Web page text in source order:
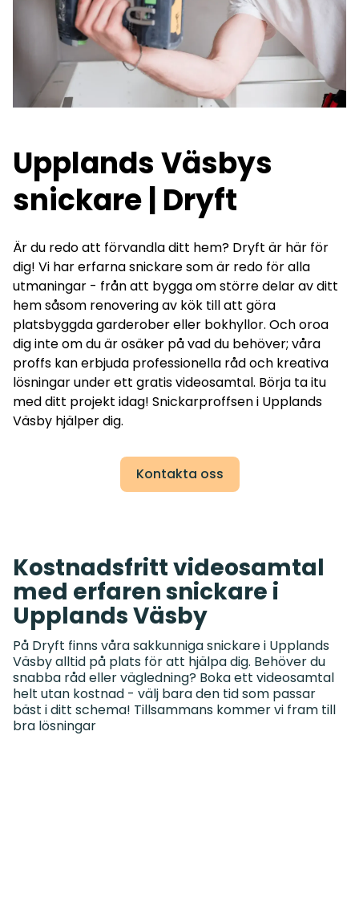
Upplands Väsbys
snickare | Dryft
Är du redo att förvandla ditt hem? Dryft är här för
dig! Vi har erfarna snickare som är redo för alla
utmaningar - från att bygga om större delar av ditt
hem såsom renovering av kök till att göra
platsbyggda garderober eller bokhyllor. Och oroa
dig inte om du är osäker på vad du behöver; våra
proffs kan erbjuda professionella råd och kreativa
lösningar under ett gratis videosamtal. Börja ta itu
med ditt projekt idag! Snickarproffsen i Upplands
Väsby hjälper dig.
Kontakta oss
Kostnadsfritt videosamtal
med erfaren snickare i
Upplands Väsby
På Dryft finns våra sakkunniga snickare i Upplands
Väsby alltid på plats för att hjälpa dig. Behöver du
snabba råd eller vägledning? Boka ett videosamtal
helt utan kostnad - välj bara den tid som passar
bäst i ditt schema! Tillsammans kommer vi fram till